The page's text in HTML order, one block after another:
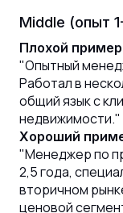
Middle (опыт
Плохой
"Опытный
Работал в
общий язык с
недвижимости."
Хороший
"Менеджер по
2,5 года,
вторичном
ценовой